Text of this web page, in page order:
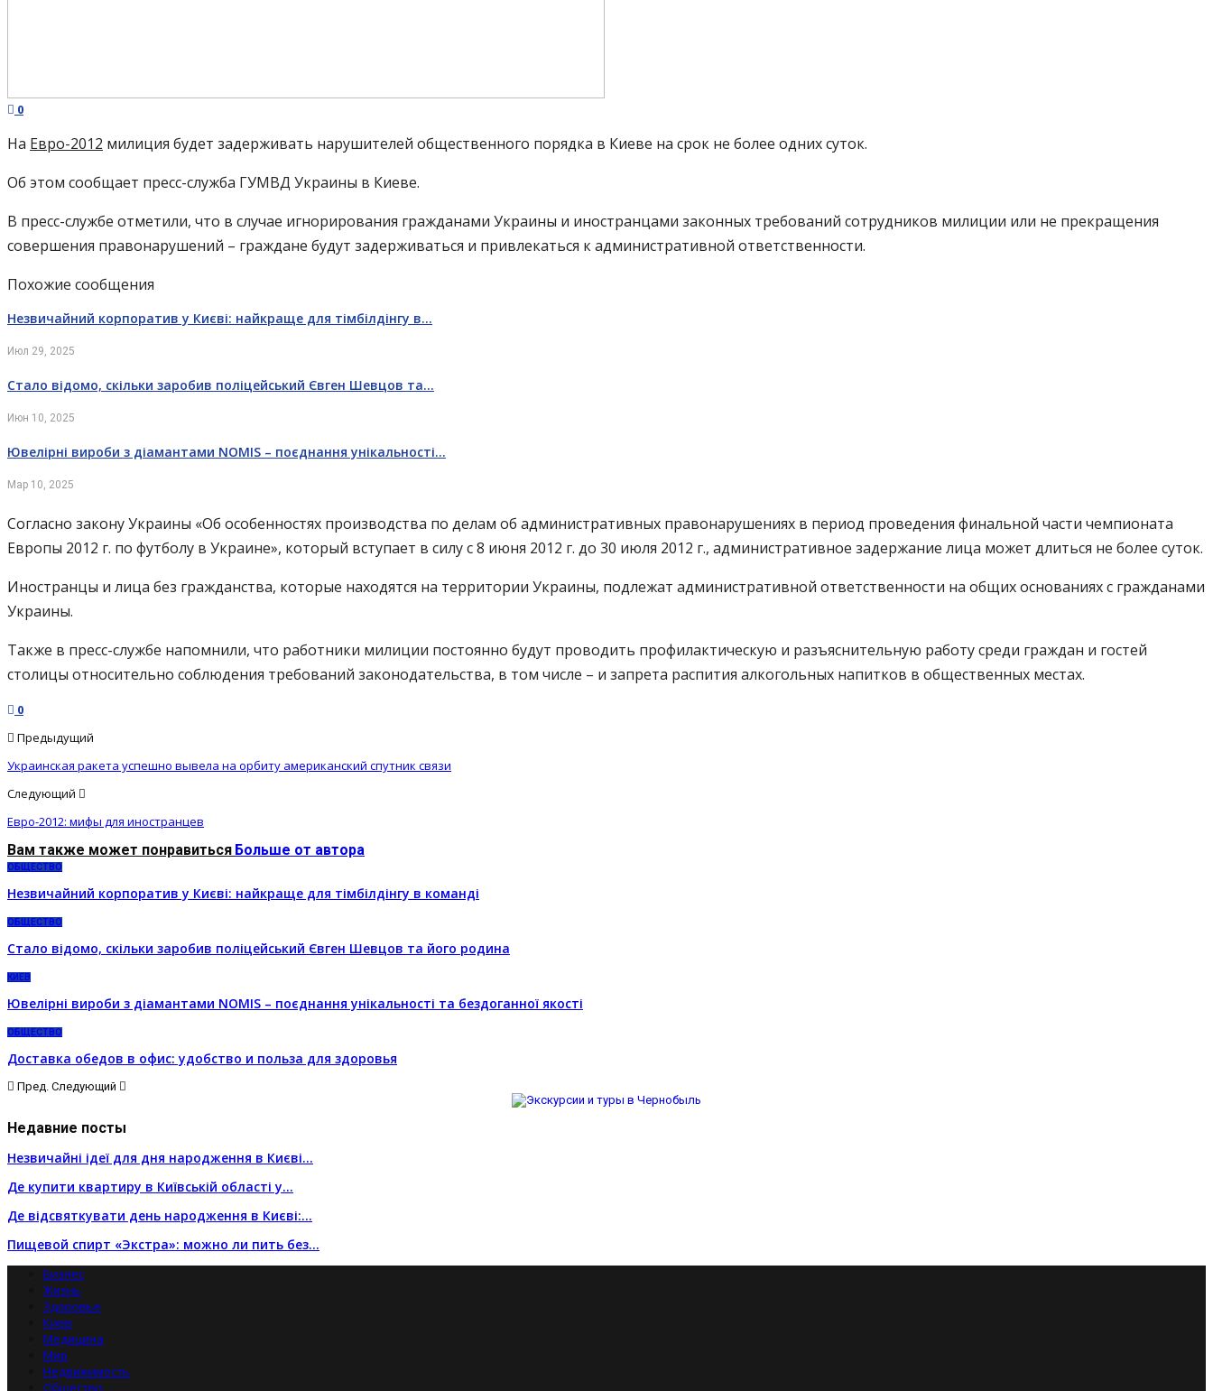
0
На Евро-2012 милиция будет задерживать нарушителей общественного порядка в Киеве на срок не более одних суток.
Об этом сообщает пресс-служба ГУМВД Украины в Киеве.
В пресс-службе отметили, что в случае игнорирования гражданами Украины и иностранцами законных требований сотрудников милиции или не прекращения
совершения правонарушений – граждане будут задерживаться и привлекаться к административной ответственности.
Похожие сообщения
Незвичайний корпоратив у Києві: найкраще для тімбілдінгу в…
Июл 29, 2025
Стало відомо, скільки заробив поліцейський Євген Шевцов та…
Июн 10, 2025
Ювелірні вироби з діамантами NOMIS – поєднання унікальності…
Мар 10, 2025
Согласно закону Украины «Об особенностях производства по делам об административных правонарушениях в период проведения финальной части чемпионата
Европы 2012 г. по футболу в Украине», который вступает в силу с 8 июня 2012 г. до 30 июля 2012 г., административное задержание лица может длиться не более суток.
Иностранцы и лица без гражданства, которые находятся на территории Украины, подлежат административной ответственности на общих основаниях с гражданами
Украины.
Также в пресс-службе напомнили, что работники милиции постоянно будут проводить профилактическую и разъяснительную работу среди граждан и гостей
столицы относительно соблюдения требований законодательства, в том числе – и запрета распития алкогольных напитков в общественных местах.
0
Предыдущий
Украинская ракета успешно вывела на орбиту американский спутник связи
Следующий
Евро-2012: мифы для иностранцев
Вам также может понравиться Больше от автора
ОБЩЕСТВО
Незвичайний корпоратив у Києві: найкраще для тімбілдінгу в команді
ОБЩЕСТВО
Стало відомо, скільки заробив поліцейський Євген Шевцов та його родина
КИЕВ
Ювелірні вироби з діамантами NOMIS – поєднання унікальності та бездоганної якості
ОБЩЕСТВО
Доставка обедов в офис: удобство и польза для здоровья
Пред. Следующий
Недавние посты
Незвичайні ідеї для дня народження в Києві…
Де купити квартиру в Київській області у…
Де відсвяткувати день народження в Києві:…
Пищевой спирт «Экстра»: можно ли пить без…
Бизнес
Жизнь
Здоровье
Киев
Медицина
Мир
Недвижимость